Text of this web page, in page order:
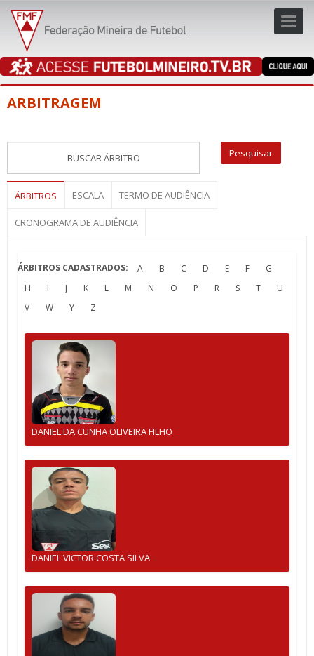
ARBITRAGEM
ÁRBITROS ESCALA TERMO DE AUDIÊNCIA
CRONOGRAMA DE AUDIÊNCIA
ÁRBITROS CADASTRADOS: A B C D E F
G
H
I J K L M N O P R S T
U
V
W Y Z
DANIEL DA CUNHA OLIVEIRA FILHO
DANIEL VICTOR COSTA SILVA